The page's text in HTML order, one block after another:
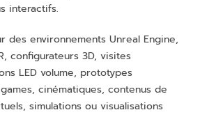
interactifs.
des environnements Unreal Engine,
configurateurs 3D, visites
LED volume, prototypes
cinématiques, contenus de
simulations ou visualisations